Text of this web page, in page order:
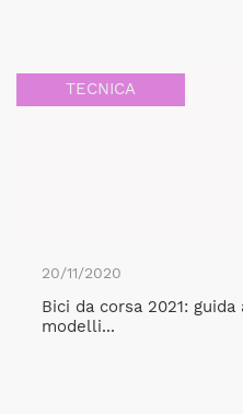
TECNICA
20/11/2020
Bici da corsa 2021:
modelli...